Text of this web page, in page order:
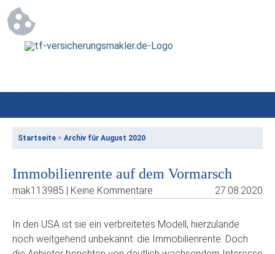
Startseite > Archiv für August 2020
Immobilienrente auf dem Vormarsch
mak113985 | Keine Kommentare 27.08.2020
In den USA ist sie ein verbreitetes Modell, hierzulande
noch weitgehend unbekannt: die Immobilienrente. Doch